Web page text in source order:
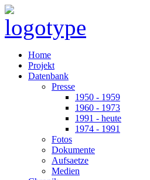
Home
Projekt
Datenbank
Presse
1950 - 1959
1960 - 1973
1991 - heute
1974 - 1991
Fotos
Dokumente
Aufsaetze
Medien